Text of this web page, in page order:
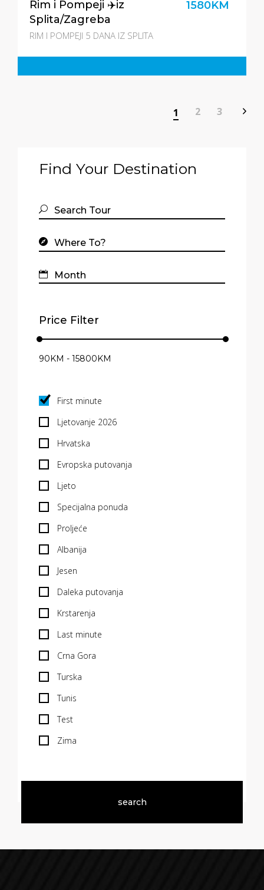
Rim i Pompeji ✈️iz
Splita/Zagreba
1580KM
RIM I POMPEJI 5 DANA IZ SPLITA
1 2 3
Find Your Destination
Price Filter
First minute
Ljetovanje 2026
Hrvatska
Evropska putovanja
Ljeto
Specijalna ponuda
Proljeće
Albanija
Jesen
Daleka putovanja
Krstarenja
Last minute
Crna Gora
Turska
Tunis
Test
Zima